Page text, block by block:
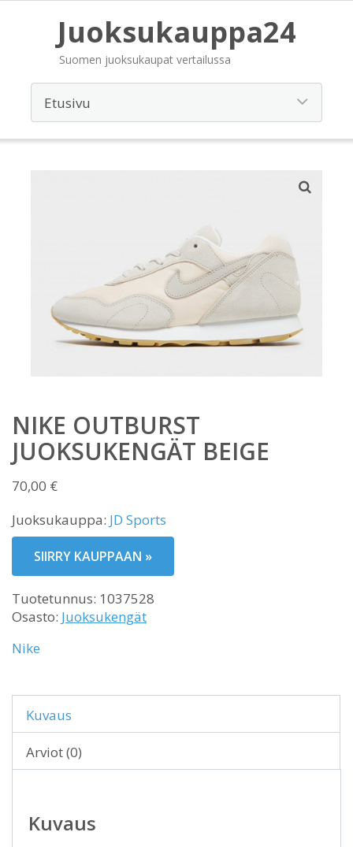
Juoksukauppa24
Suomen juoksukaupat vertailussa
NIKE OUTBURST
JUOKSUKENGÄT BEIGE
70,00 €
Juoksukauppa: JD Sports
SIIRRY KAUPPAAN »
Tuotetunnus: 1037528
Osasto: Juoksukengät
Nike
Kuvaus
Arviot (0)
Kuvaus